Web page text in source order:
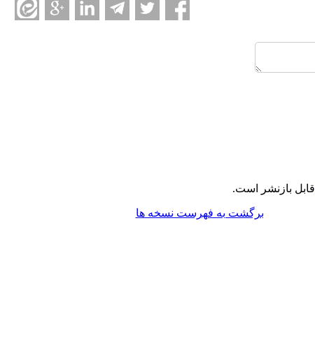
قابل بازنشر است.
برگشت به فهرست نسخه ها